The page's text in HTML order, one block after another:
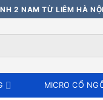
2 NAM TỪ LIÊM HÀ NỘI
MICRO CỔ